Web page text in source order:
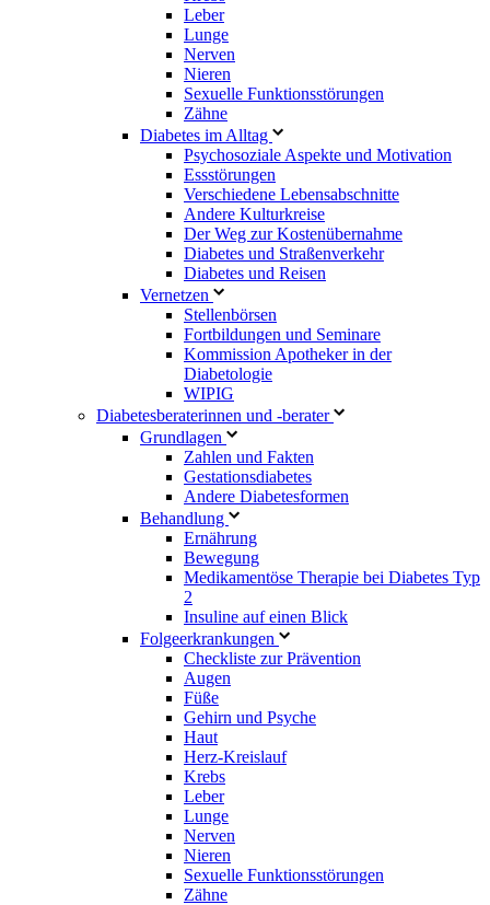
Leber
Lunge
Nerven
Nieren
Sexuelle Funktionsstörungen
Zähne
Diabetes im Alltag
Psychosoziale Aspekte und Motivation
Essstörungen
Verschiedene Lebensabschnitte
Andere Kulturkreise
Der Weg zur Kostenübernahme
Diabetes und Straßenverkehr
Diabetes und Reisen
Vernetzen
Stellenbörsen
Fortbildungen und Seminare
Kommission Apotheker in der
Diabetologie
WIPIG
Diabetesberaterinnen und -berater
Grundlagen
Zahlen und Fakten
Gestationsdiabetes
Andere Diabetesformen
Behandlung
Ernährung
Bewegung
Medikamentöse Therapie bei Diabetes Typ
2
Insuline auf einen Blick
Folgeerkrankungen
Checkliste zur Prävention
Augen
Füße
Gehirn und Psyche
Haut
Herz-Kreislauf
Krebs
Leber
Lunge
Nerven
Nieren
Sexuelle Funktionsstörungen
Zähne